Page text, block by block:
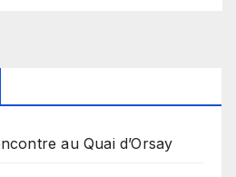
au Quai d’Orsay